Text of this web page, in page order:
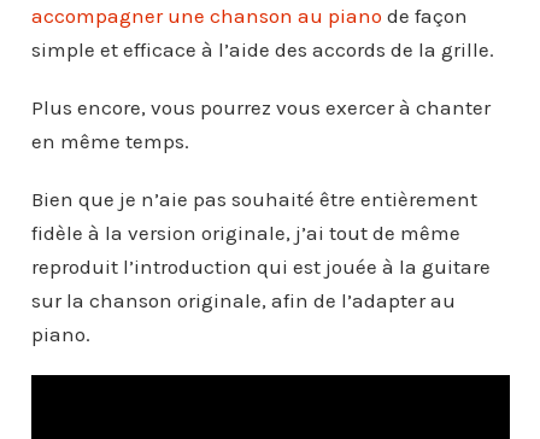
accompagner une chanson au piano de façon
simple et efficace à l’aide des accords de la grille.
Plus encore, vous pourrez vous exercer à chanter
en même temps.
Bien que je n’aie pas souhaité être entièrement
fidèle à la version originale, j’ai tout de même
reproduit l’introduction qui est jouée à la guitare
sur la chanson originale, afin de l’adapter au
piano.